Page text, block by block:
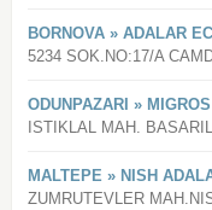
BORNOVA » ADALAR
5234 SOK.NO:17/A
ODUNPAZARI »
ISTIKLAL MAH.
MALTEPE » NISH
ZUMRUTEVLER